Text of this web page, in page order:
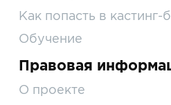
Как попасть в кастинг-
Обучение
Правовая
О проекте